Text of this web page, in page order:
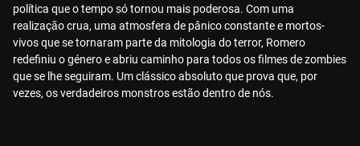
política que o tempo só tornou mais poderosa. Com uma
realização crua, uma atmosfera de pânico constante e mortos-
vivos que se tornaram parte da mitologia do terror, Romero
redefiniu o género e abriu caminho para todos os filmes de zombies
que se lhe seguiram. Um clássico absoluto que prova que, por
vezes, os verdadeiros monstros estão dentro de nós.